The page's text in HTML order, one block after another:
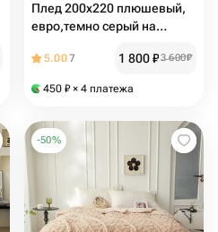
Плед 200х220 плюшевый,
евро,темно серый на
5.007 1 800₽3 600₽
450 ₽ × 4 платежа
-50%